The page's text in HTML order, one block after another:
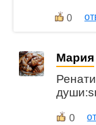
0
Мария
0